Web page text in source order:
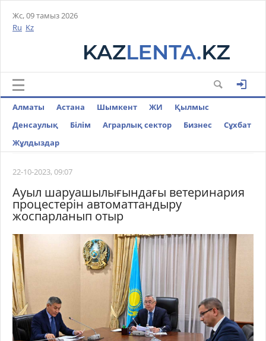
Жс, 09 тамыз 2026
Ru Kz
Алматы Астана Шымкент ЖИ
Қылмыс
Денсаулық
Білім Аграрлық сектор Бизнес
Cұхбат
Жұлдыздар
22-10-2023, 09:07
Ауыл шаруашылығындағы ветеринария
процестерін автоматтандыру
жоспарланып отыр